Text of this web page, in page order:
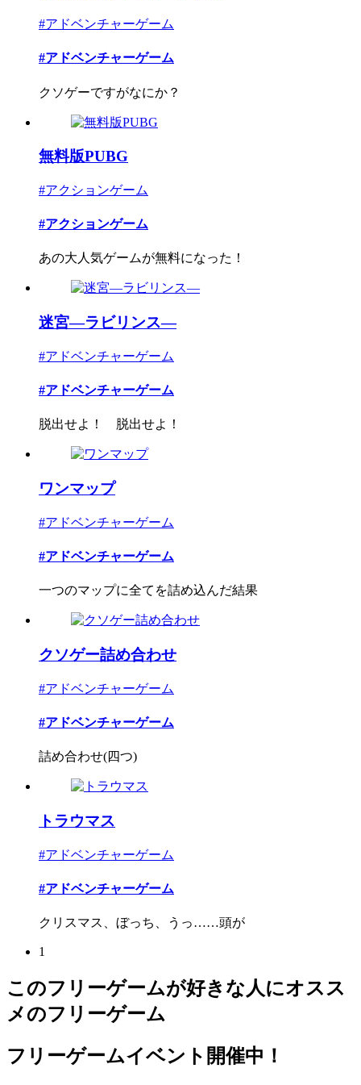
#アドベンチャーゲーム
#アドベンチャーゲーム
クソゲーですがなにか？
無料版PUBG
#アクションゲーム
#アクションゲーム
あの大人気ゲームが無料になった！
迷宮―ラビリンス―
#アドベンチャーゲーム
#アドベンチャーゲーム
脱出せよ！ 脱出せよ！
ワンマップ
#アドベンチャーゲーム
#アドベンチャーゲーム
一つのマップに全てを詰め込んだ結果
クソゲー詰め合わせ
#アドベンチャーゲーム
#アドベンチャーゲーム
詰め合わせ(四つ)
トラウマス
#アドベンチャーゲーム
#アドベンチャーゲーム
クリスマス、ぼっち、うっ……頭が
1
このフリーゲームが好きな人にオスス
メのフリーゲーム
フリーゲームイベント開催中！